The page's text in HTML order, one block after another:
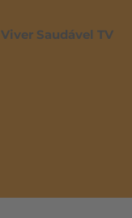
Viver Saudável TV